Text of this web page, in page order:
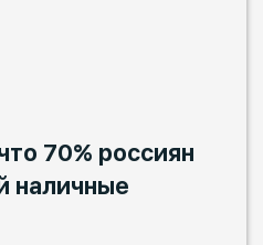
70% россиян
наличные